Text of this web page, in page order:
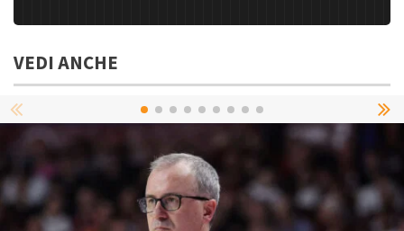
VEDI ANCHE